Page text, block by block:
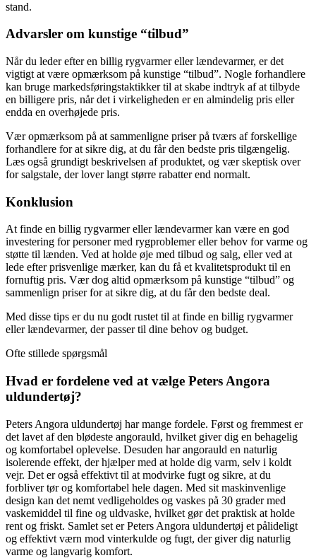
stand.
Advarsler om kunstige “tilbud”
Når du leder efter en billig rygvarmer eller lændevarmer, er det
vigtigt at være opmærksom på kunstige “tilbud”. Nogle forhandlere
kan bruge markedsføringstaktikker til at skabe indtryk af at tilbyde
en billigere pris, når det i virkeligheden er en almindelig pris eller
endda en overhøjede pris.
Vær opmærksom på at sammenligne priser på tværs af forskellige
forhandlere for at sikre dig, at du får den bedste pris tilgængelig.
Læs også grundigt beskrivelsen af produktet, og vær skeptisk over
for salgstale, der lover langt større rabatter end normalt.
Konklusion
At finde en billig rygvarmer eller lændevarmer kan være en god
investering for personer med rygproblemer eller behov for varme og
støtte til lænden. Ved at holde øje med tilbud og salg, eller ved at
lede efter prisvenlige mærker, kan du få et kvalitetsprodukt til en
fornuftig pris. Vær dog altid opmærksom på kunstige “tilbud” og
sammenlign priser for at sikre dig, at du får den bedste deal.
Med disse tips er du nu godt rustet til at finde en billig rygvarmer
eller lændevarmer, der passer til dine behov og budget.
Ofte stillede spørgsmål
Hvad er fordelene ved at vælge Peters Angora
uldundertøj?
Peters Angora uldundertøj har mange fordele. Først og fremmest er
det lavet af den blødeste angorauld, hvilket giver dig en behagelig
og komfortabel oplevelse. Desuden har angorauld en naturlig
isolerende effekt, der hjælper med at holde dig varm, selv i koldt
vejr. Det er også effektivt til at modvirke fugt og sikre, at du
forbliver tør og komfortabel hele dagen. Med sit maskinvenlige
design kan det nemt vedligeholdes og vaskes på 30 grader med
vaskemiddel til fine og uldvaske, hvilket gør det praktisk at holde
rent og friskt. Samlet set er Peters Angora uldundertøj et pålideligt
og effektivt værn mod vinterkulde og fugt, der giver dig naturlig
varme og langvarig komfort.